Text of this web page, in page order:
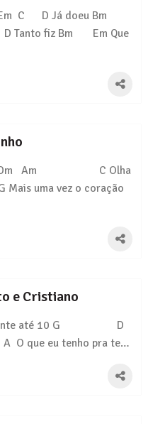
Em C D Já doeu Bm
Tanto fiz Bm Em Que
G Dm Am C Olha
uma vez o coração
e Cristiano
até 10 G D
O que eu tenho pra te…